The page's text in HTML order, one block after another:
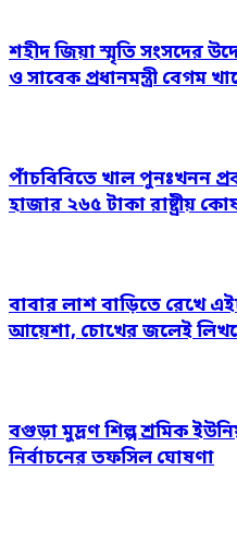
শহীদ জিয়া স্মৃতি সংসদের
ও সাবেক প্রধানমন্ত্রী বেগম
পাঁচবিবিতে খাল পুনঃখনন
হাজার ২৬৫ টাকা রাষ্ট্রীয়
বাবার লাশ বাড়িতে রেখে
আয়েশা, চোখের জলেই
বগুড়া মুদ্রণ শিল্প শ্রমিক
নির্বাচনের তফসিল ঘোষণা